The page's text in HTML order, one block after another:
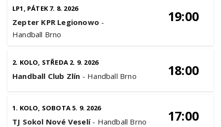
LP1, PÁTEK 7. 8. 2026
Zepter KPR Legionowo -
Handball Brno
19:00
2. KOLO, STŘEDA 2. 9. 2026
Handball Club Zlín - Handball Brno 18:00
1. KOLO, SOBOTA 5. 9. 2026
TJ Sokol Nové Veselí- Handball Brno 17:00